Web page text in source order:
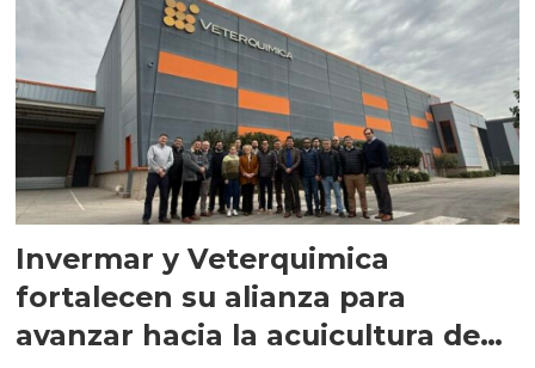
Invermar y Veterquimica
fortalecen su alianza para
avanzar hacia la acuicultura de